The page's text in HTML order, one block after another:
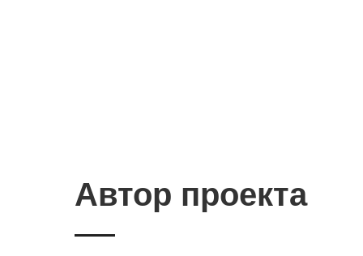
Автор проекта